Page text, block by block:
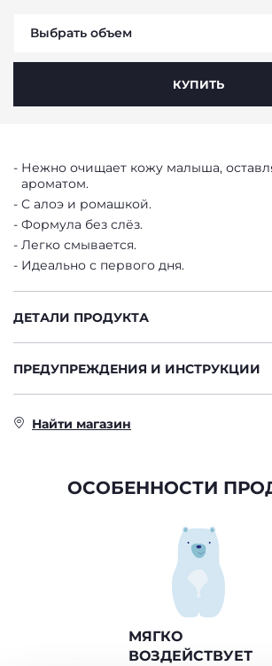
Выбрать объем
КУПИТЬ
Нежно очищает кожу малыша,
ароматом.
С алоэ и ромашкой.
Формула без слёз.
Легко смывается.
Идеально с первого дня.
ДЕТАЛИ ПРОДУКТА
ПРЕДУПРЕЖДЕНИЯ И ИНСТРУКЦИИ
Найти магазин
ОСОБЕННОСТИ
МЯГКО
ВОЗДЕЙСТВУЕТ